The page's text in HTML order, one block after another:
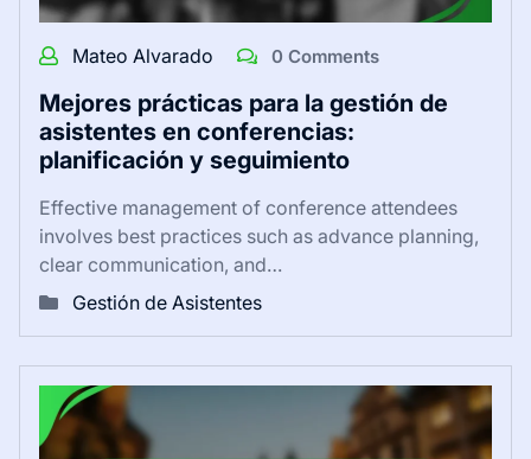
Mateo Alvarado 0 Comments
Mejores prácticas para la gestión de
asistentes en conferencias:
planificación y seguimiento
Effective management of conference attendees
involves best practices such as advance planning,
clear communication, and…
Gestión de Asistentes